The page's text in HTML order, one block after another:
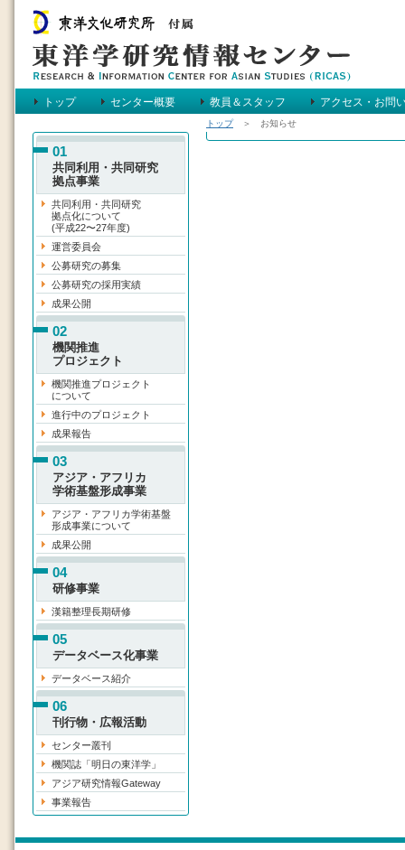
トップ センター概要 教員＆スタッフ アクセス・お問
メインメニュー
01
共同利用・共同研究
拠点事業
共同利用・共同研究
拠点化について
(平成22〜27年度)
運営委員会
公募研究の募集
公募研究の採用実績
成果公開
02
機関推進
プロジェクト
機関推進プロジェクト
について
進行中のプロジェクト
成果報告
03
アジア・アフリカ
学術基盤形成事業
アジア・アフリカ学術基盤
形成事業について
成果公開
04
研修事業
漢籍整理長期研修
05
データベース化事業
データベース紹介
06
刊行物・広報活動
センター叢刊
機関誌「明日の東洋学」
アジア研究情報Gateway
事業報告
トップ＞ お知らせ